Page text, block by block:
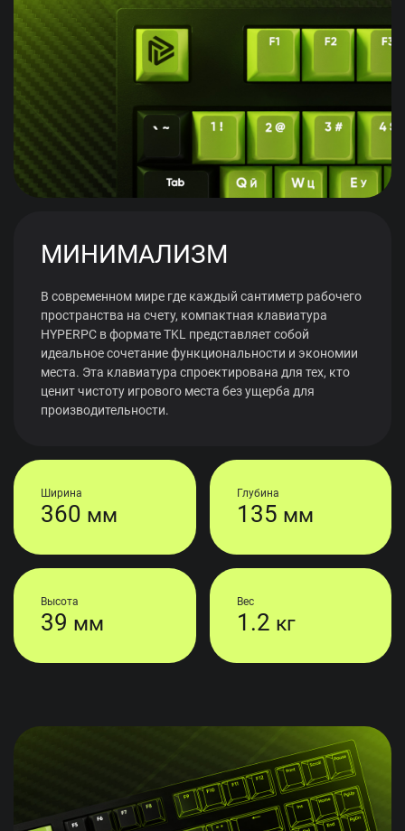
МИНИМАЛИЗМ
В современном мире где каждый сантиметр рабочего
пространства на счету, компактная клавиатура
HYPERPC в формате TKL представляет собой
идеальное сочетание функциональности и экономии
места. Эта клавиатура спроектирована для тех, кто
ценит чистоту игрового места без ущерба для
производительности.
Ширина
360 мм
Глубина
135 мм
Высота
39 мм
Вес
1.2 кг